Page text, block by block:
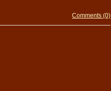
Comments (0)